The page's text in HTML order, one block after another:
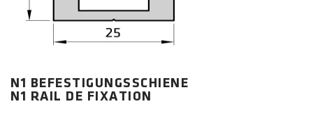
N1 BEFESTIGUNGSSCHIENE
N1 RAIL DE FIXATION